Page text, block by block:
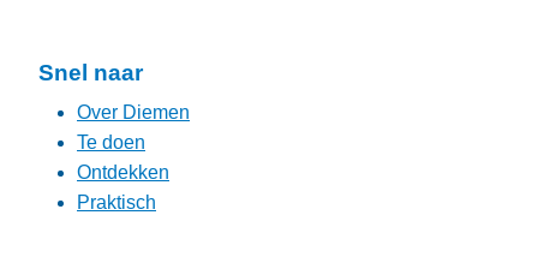
Snel naar
Over Diemen
Te doen
Ontdekken
Praktisch